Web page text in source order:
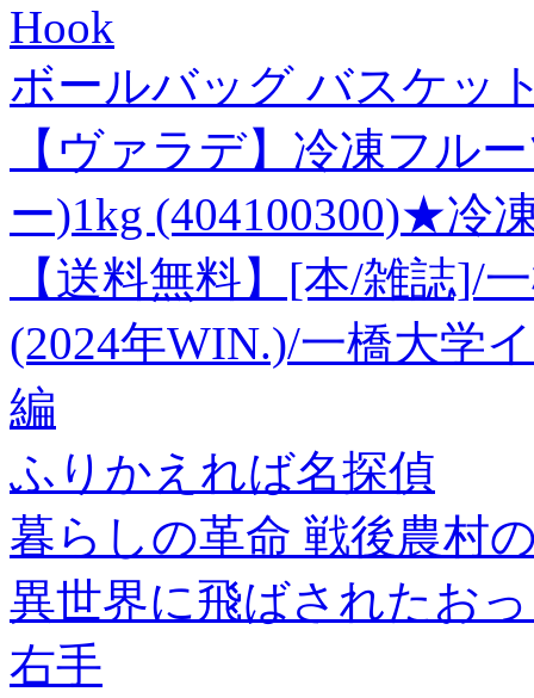
Hook
ボールバッグ バスケッ
【ヴァラデ】冷凍フル
ー)1kg (404100300)★冷
【送料無料】[本/雑誌]/
(2024年WIN.)/一橋大学
編
ふりかえれば名探偵
暮らしの革命 戦後農村
異世界に飛ばされたお
右手